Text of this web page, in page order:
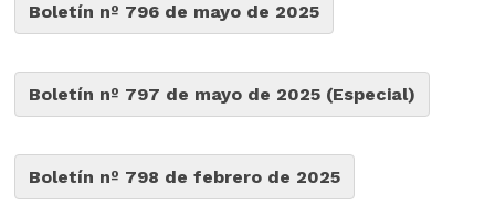
Boletín nº 796 de mayo de 2025
Boletín nº 797 de mayo de 2025 (Especial)
Boletín nº 798 de febrero de 2025